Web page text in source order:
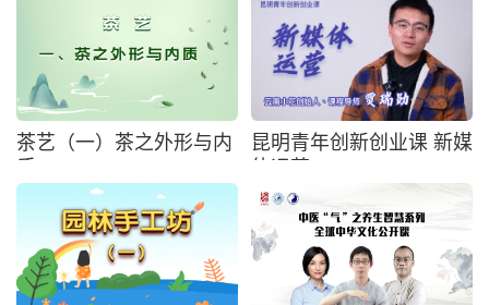
茶艺（一）茶之外形与内
昆明青年创新创业课 新媒